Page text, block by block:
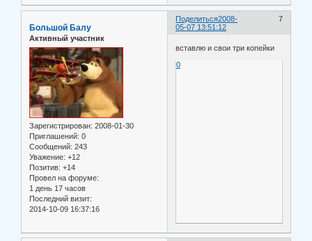
Поделиться 7
2008-
05-07 13:51:12
Большой Балу
Активный участник
Зарегистрирован: 2008-01-30
Приглашений: 0
Сообщений: 243
Уважение: +12
Позитив: +14
Провел на форуме:
1 день 17 часов
Последний визит:
2014-10-09 16:37:16
вставлю и свои три копейки
0